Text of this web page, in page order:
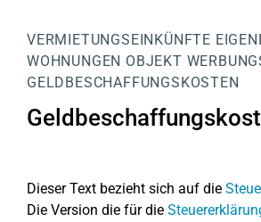
VERMIETUNGSEINKÜNFTE
WOHNUNGEN OBJEKT
GELDBESCHAFFUNGSKOSTEN
Dieser Text bezieht sich auf die
Die Version die für die